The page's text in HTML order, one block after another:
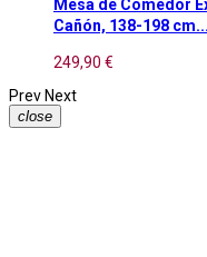
Mesa de Comedor
Cañón, 138-198 cm...
249,90 €
Prev Next
close